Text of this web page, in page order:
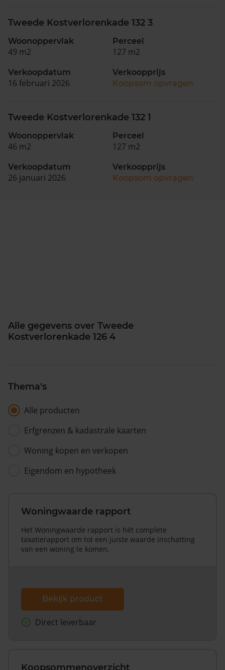
Tweede Kostverlorenkade 132 3
Woonoppervlak
49 m2
Perceel
127 m2
Verkoopdatum
16 februari 2026
Verkoopprijs
Koopsom opvragen
Tweede Kostverlorenkade 132 1
Woonoppervlak
46 m2
Perceel
127 m2
Verkoopdatum
26 januari 2026
Verkoopprijs
Koopsom opvragen
Alle gegevens over Tweede
Kostverlorenkade 126 4
Thema's
Alle producten
Erfgrenzen & kadastrale kaarten
Woning kopen en verkopen
Eigendom en hypotheek
Woningwaarde rapport
Het Woningwaarde rapport is hét complete
taxatierapport om tot een juiste waarde inschatting
van een woning te komen.
Bekijk product
Direct leverbaar
Koopsommenoverzicht